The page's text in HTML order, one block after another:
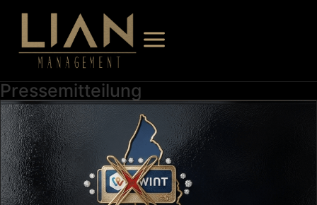
Pressemitteilung